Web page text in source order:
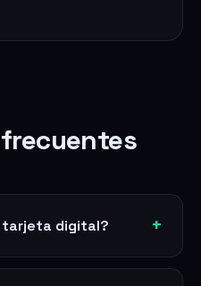
tarjeta digital?